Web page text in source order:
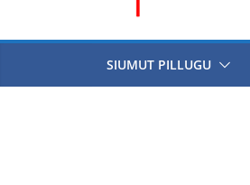
SIUMUT PILLUGU